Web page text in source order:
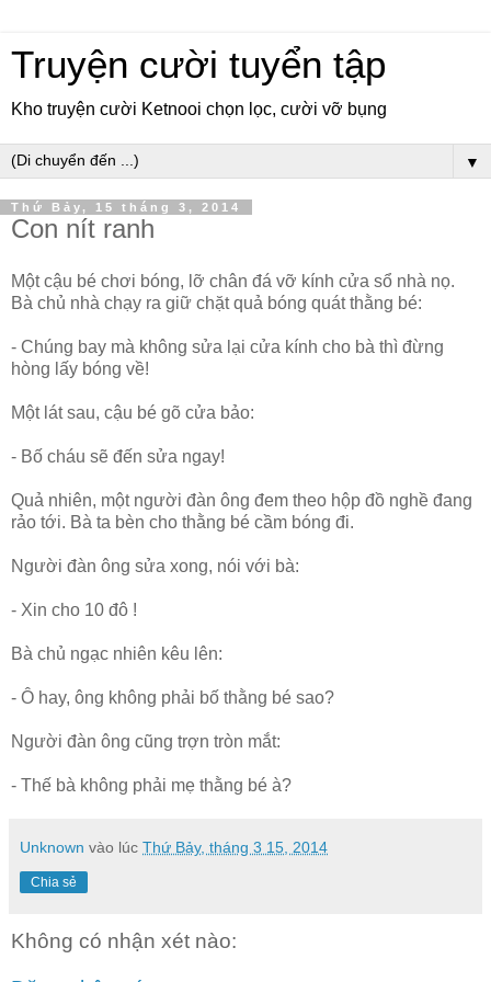
Truyện cười tuyển tập
Kho truyện cười Ketnooi chọn lọc, cười vỡ bụng
▼
Thứ Bảy, 15 tháng 3, 2014
Con nít ranh
Một cậu bé chơi bóng, lỡ chân đá vỡ kính cửa sổ nhà nọ.
Bà chủ nhà chạy ra giữ chặt quả bóng quát thằng bé:
- Chúng bay mà không sửa lại cửa kính cho bà thì đừng
hòng lấy bóng về!
Một lát sau, cậu bé gõ cửa bảo:
- Bố cháu sẽ đến sửa ngay!
Quả nhiên, một người đàn ông đem theo hộp đồ nghề đang
rảo tới. Bà ta bèn cho thằng bé cầm bóng đi.
Người đàn ông sửa xong, nói với bà:
- Xin cho 10 đô !
Bà chủ ngạc nhiên kêu lên:
- Ô hay, ông không phải bố thằng bé sao?
Người đàn ông cũng trợn tròn mắt:
- Thế bà không phải mẹ thằng bé à?
Unknown vào lúc Thứ Bảy, tháng 3 15, 2014
Chia sẻ
Không có nhận xét nào: